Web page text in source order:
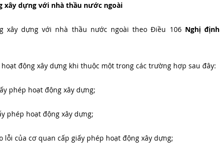
xây dựng với nhà thầu nước ngoài
xây dựng với nhà thầu nước ngoài theo Điều 106 Nghị định
động xây dựng khi thuộc một trong các trường hợp sau đây:
phép hoạt động xây dựng;
phép hoạt động xây dựng;
của cơ quan cấp giấy phép hoạt động xây dựng;